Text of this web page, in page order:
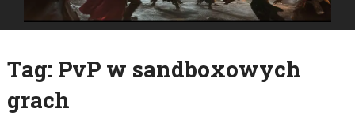
Tag: PvP w sandboxowych
grach